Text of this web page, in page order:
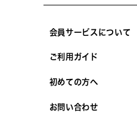
会員サービスについて
ご利用ガイド
初めての方へ
お問い合わせ